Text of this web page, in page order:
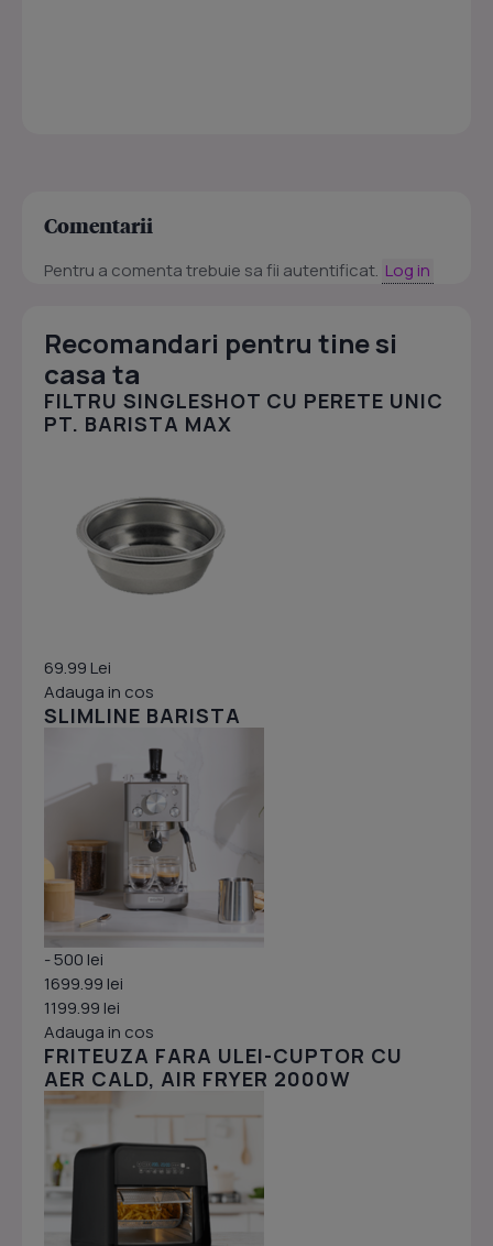
Comentarii
Pentru a comenta trebuie sa fii autentificat. Log in
Recomandari pentru tine si
casa ta
FILTRU SINGLESHOT CU PERETE UNIC
PT. BARISTA MAX
69.99 Lei
Adauga in cos
SLIMLINE BARISTA
- 500 lei
1699.99 lei
1199.99 lei
Adauga in cos
FRITEUZA FARA ULEI-CUPTOR CU
AER CALD, AIR FRYER 2000W